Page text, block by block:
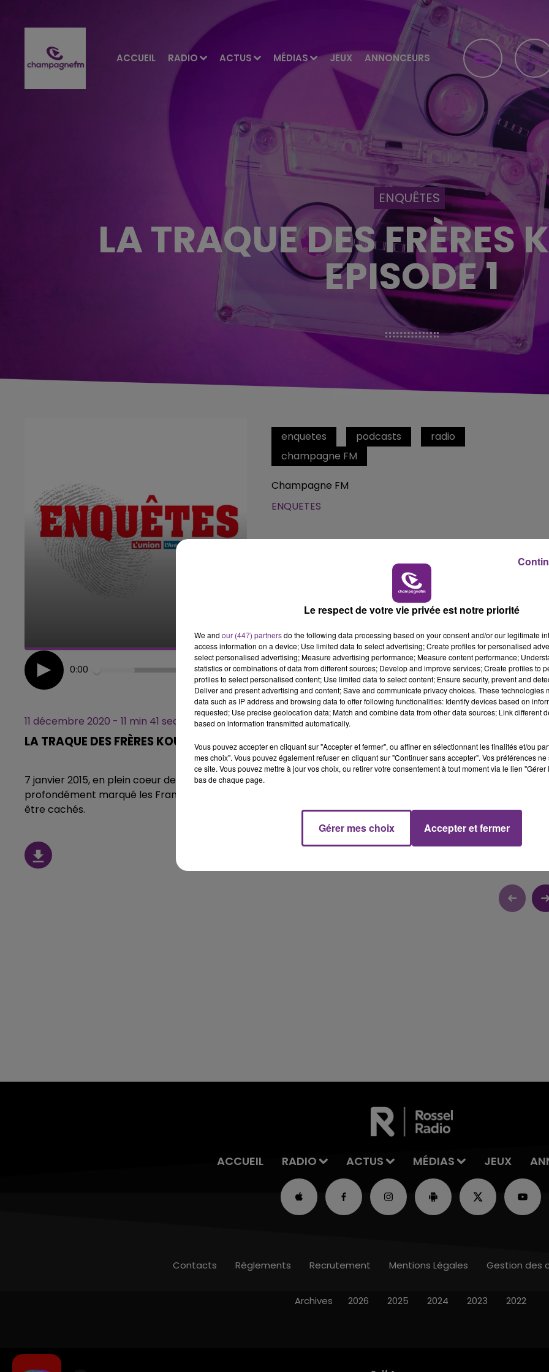
ACCUEIL RADIO ACTUS MÉDIAS JEUX ANNONCEURS
14h00 - 15h00
LA RADIO POP LE CLUB CHAMPAGNE FM
ENQUÊTES
LA TRAQUE DES FRÈRES
EPISODE 1
enquetes podcasts
radio
champagne FM
Champagne FM
ENQUETES
0:00 11 min 41
11 décembre 2020 - 11 min 41 sec
LA TRAQUE DES FRÈRES KOUACHI - EPISODE 1
7 janvier 2015, en plein coeur de Paris, 2 heures s'introduisent les locaux de Charlie hebdo. Cette histoire qui a
profondément marqué les Français va mener les forces de l'ordre jusqu'à Reims. Ville où les frères pourraient
être cachés.
ACCUEIL RADIO ACTUS MÉDIAS JEUX
Contacts Règlements Recrutement Mentions Légales Gestion des
Archives 2026 2025 2024 2023 2022
Le respect de votre vie privée est notre priorité
We and our (447) partnersdo the following data processing based on your consent and/or our legitimate
access information on a device; Use limited data to select advertising; Create profiles for personalised
select personalised advertising; Measure advertising performance; Measure content performance;
statistics or combinations of data from different sources; Develop and improve services; Create profiles to
profiles to select personalised content; Use limited data to select content; Ensure security, prevent and
Deliver and present advertising and content; Save and communicate privacy choices. These technologies
data such as IP address and browsing data to offer following functionalities: Identify devices based on
requested; Use precise geolocation data; Match and combine data from other data sources; Link different
based on information transmitted automatically.
Vous pouvez accepter en cliquant sur "Accepter et fermer", ou affiner en sélectionnant les finalités et/ou
mes choix". Vous pouvez également refuser en cliquant sur "Continuer sans accepter". Vos préférences
ce site. Vous pouvez mettre à jour vos choix, ou retirer votre consentement à tout moment via le lien
bas de chaque page.
Gérer mes choix Accepter et fermer